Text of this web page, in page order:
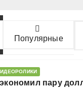
Популярные
пару